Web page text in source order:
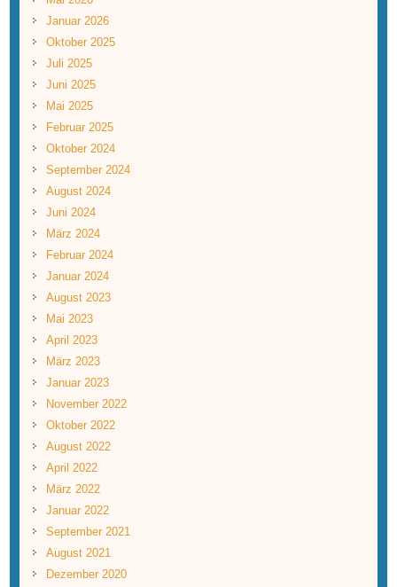
Januar 2026
Oktober 2025
Juli 2025
Juni 2025
Mai 2025
Februar 2025
Oktober 2024
September 2024
August 2024
Juni 2024
März 2024
Februar 2024
Januar 2024
August 2023
Mai 2023
April 2023
März 2023
Januar 2023
November 2022
Oktober 2022
August 2022
April 2022
März 2022
Januar 2022
September 2021
August 2021
Dezember 2020